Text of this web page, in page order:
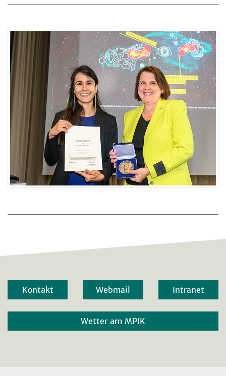
Kontakt Webmail Intranet
Wetter am MPIK